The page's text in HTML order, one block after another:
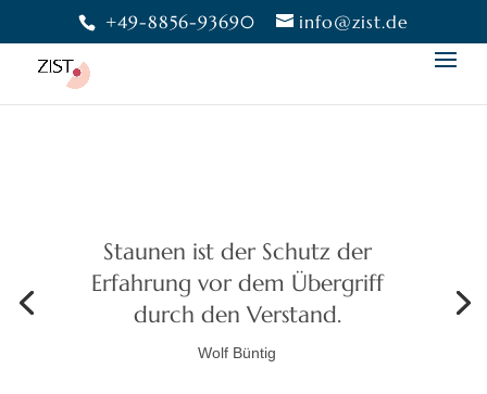
+49-8856-93690 info@zist.de
Bewusstheit gibt uns die
Freiheit,eine Wahl zu treffen.
Moshé Feldenkrais